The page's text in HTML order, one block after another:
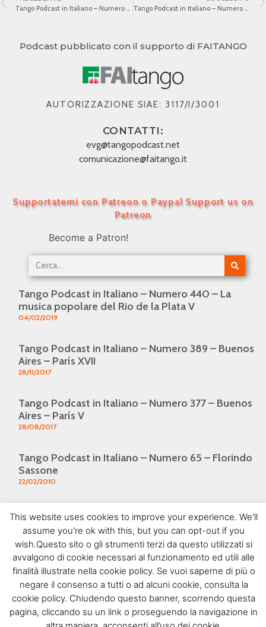
Podcast pubblicato con il supporto di FAITANGO
AUTORIZZAZIONE SIAE: 3117/I/3001
CONTATTI:
evg@tangopodcast.net
comunicazione@faitango.it
Supportatemi con Patreon o Paypal Support us on
Patreon
Become a Patron!
Tango Podcast in Italiano – Numero 440 – La
musica popolare del Rio de la Plata V
04/02/2019
Tango Podcast in Italiano – Numero 389 – Buenos
Aires – París XVII
28/11/2017
Tango Podcast in Italiano – Numero 377 – Buenos
Aires – París V
28/08/2017
Tango Podcast in Italiano – Numero 65 – Florindo
Sassone
22/02/2010
TANGO PODCAST IN ITALIANO – Numero 46 –
Anibal Troilo 5
11/10/2009
SEGUIMI SU FACEBOOK
PROSSIMI EVENTI
This website uses cookies to improve your experience. We'll
assume you're ok with this, but you can opt-out if you
wish.Questo sito o gli strumenti terzi da questo utilizzati si
avvalgono di cookie necessari al funzionamento ed utili alle
finalità illustrate nella cookie policy. Se vuoi saperne di più o
negare il consenso a tutti o ad alcuni cookie, consulta la
cookie policy. Chiudendo questo banner, scorrendo questa
pagina, cliccando su un link o proseguendo la navigazione in